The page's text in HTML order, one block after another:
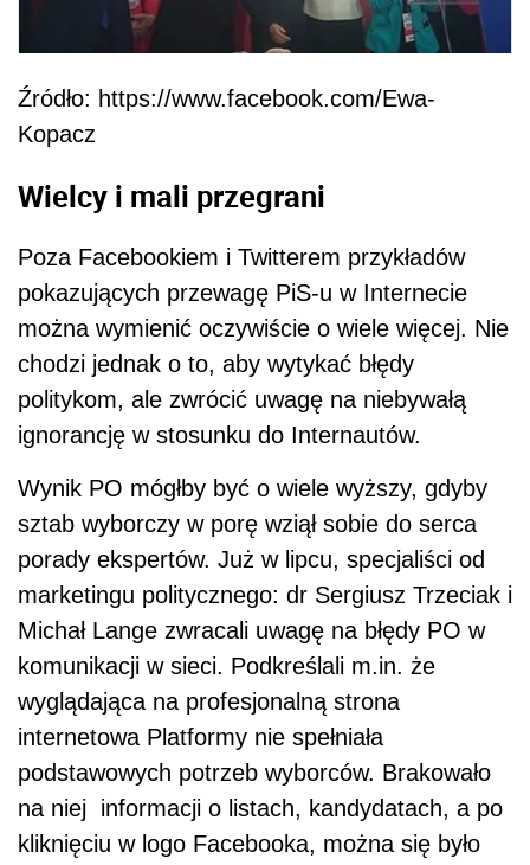
Źródło: https://www.facebook.com/Ewa-
Kopacz
Wielcy i mali przegrani
Poza Facebookiem i Twitterem przykładów
pokazujących przewagę PiS-u w Internecie
można wymienić oczywiście o wiele więcej. Nie
chodzi jednak o to, aby wytykać błędy
politykom, ale zwrócić uwagę na niebywałą
ignorancję w stosunku do Internautów.
Wynik PO mógłby być o wiele wyższy, gdyby
sztab wyborczy w porę wziął sobie do serca
porady ekspertów. Już w lipcu, specjaliści od
marketingu politycznego: dr Sergiusz Trzeciak i
Michał Lange zwracali uwagę na błędy PO w
komunikacji w sieci. Podkreślali m.in. że
wyglądająca na profesjonalną strona
internetowa Platformy nie spełniała
podstawowych potrzeb wyborców. Brakowało
na niej informacji o listach, kandydatach, a po
kliknięciu w logo Facebooka, można się było